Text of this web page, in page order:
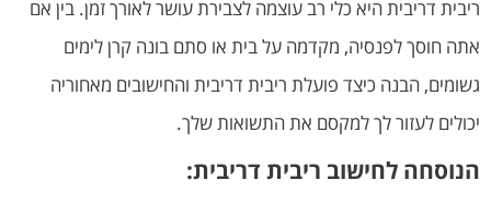
ריבית דריבית היא כלי רב עוצמה לצבירת עושר לאורך זמן. בין אם
אתה חוסך לפנסיה, מקדמה על בית או סתם בונה קרן לימים
גשומים, הבנה כיצד פועלת ריבית דריבית והחישובים מאחוריה
יכולים לעזור לך למקסם את התשואות שלך.
הנוסחה לחישוב ריבית דריבית: